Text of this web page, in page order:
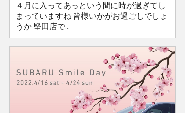
４月に入ってあっという間に時が過ぎてし
まっていますね 皆様いかがお過ごしでしょ
うか 堅田店で...